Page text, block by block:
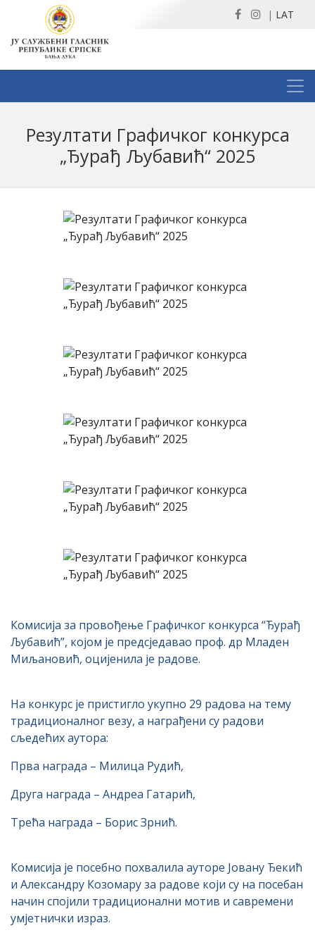
| LAT
Резултати Графичког конкурса
„Ђурађ Љубавић“ 2025
Комисија за провођење Графичког конкурса “Ђурађ
Љубавић”, којом је предсједавао проф. др Младен
Миљановић, оцијенила је радове.
На конкурс је пристигло укупно 29 радова на тему
традиционалног везу, а награђени су радови
сљедећих аутора:
Прва награда – Милица Рудић,
Друга награда – Андреа Гатарић,
Трећа награда – Борис Зрнић.
Комисија је посебно похвалила ауторе Јовану Ђекић
и Александру Козомару за радове који су на посебан
начин спојили традиционални мотив и савремени
умјетнички израз.